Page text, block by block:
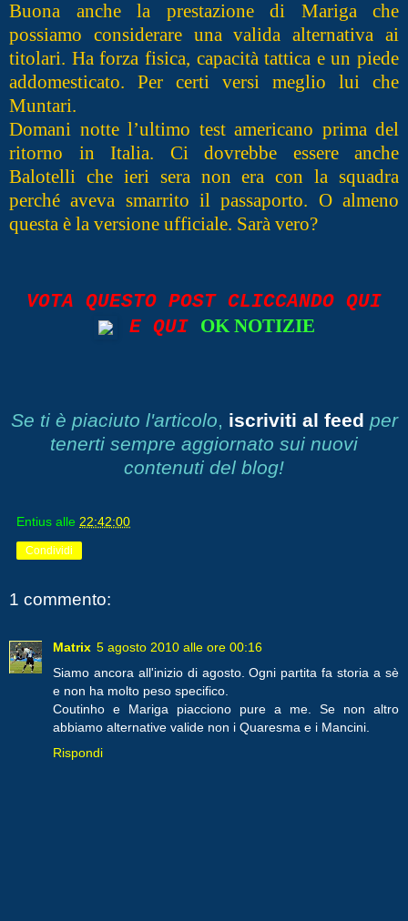
Buona anche la prestazione di Mariga che
possiamo considerare una valida alternativa ai
titolari. Ha forza fisica, capacità tattica e un piede
addomesticato. Per certi versi meglio lui che
Muntari.
Domani notte l’ultimo test americano prima del
ritorno in Italia. Ci dovrebbe essere anche
Balotelli che ieri sera non era con la squadra
perché aveva smarrito il passaporto. O almeno
questa è la versione ufficiale. Sarà vero?
VOTA QUESTO POST CLICCANDO QUI
E QUI
OK NOTIZIE
Se ti è piaciuto l'articolo, iscriviti al feed per
tenerti sempre aggiornato sui nuovi
contenuti del blog!
Entius alle 22:42:00
Condividi
1 commento:
Matrix 5 agosto 2010 alle ore 00:16
Siamo ancora all'inizio di agosto. Ogni partita fa storia a sè
e non ha molto peso specifico.
Coutinho e Mariga piacciono pure a me. Se non altro
abbiamo alternative valide non i Quaresma e i Mancini.
Rispondi